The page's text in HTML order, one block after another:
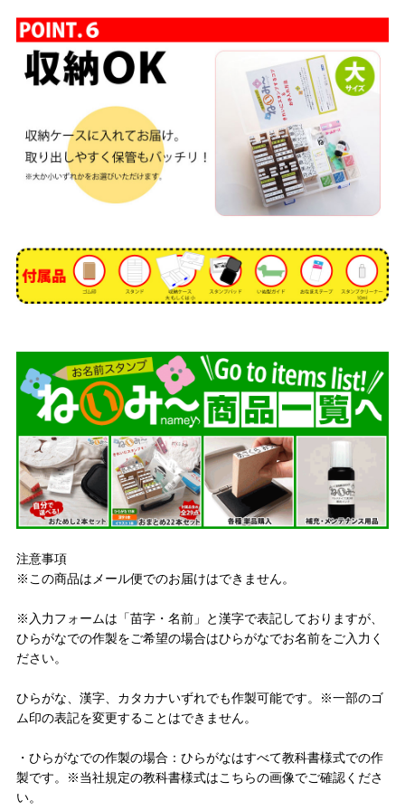
注意事項
※この商品はメール便でのお届けはできません。
※ 入力フォームは「苗字・名前」と漢字で表記しておりますが、
ひらがなでの作製をご希望の場合はひらがなでお名前をご入力く
ださい。
ひらがな、漢字、カタカナいずれでも作製可能です。
※一部のゴ
ム印の表記を変更することはできません。
・ ひらがなでの作製の場合： ひらがなはすべて教科書様式での作
製です。
※当社規定の教科書様式はこちらの画像でご確認くださ
い。